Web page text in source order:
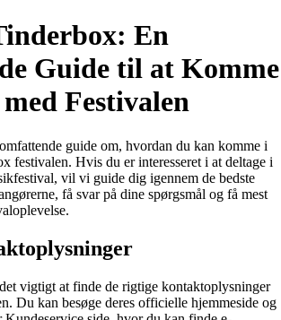
En
Guide til at Komme
Festivalen
guide om, hvordan du kan komme i
festivalen. Hvis du er interesseret i at deltage i
vil vi guide dig igennem de bedste
få svar på dine spørgsmål og få mest
vigtigt at finde de rigtige kontaktoplysninger
Du kan besøge deres officielle hjemmeside og